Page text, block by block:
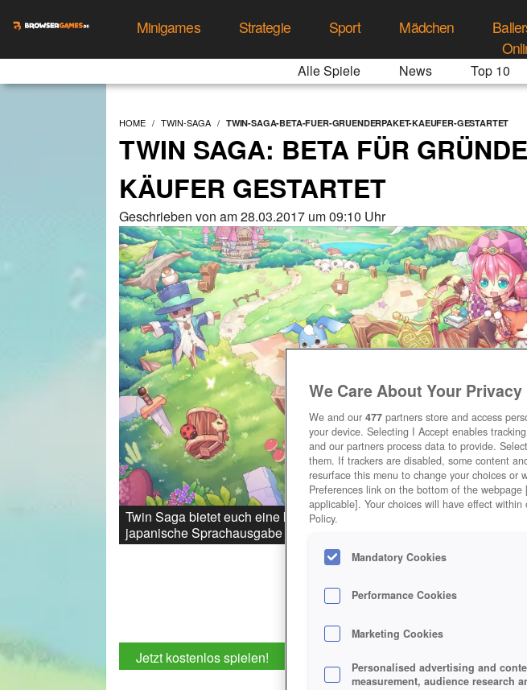
Minigames Strategie Sport Mädchen
Alle Spiele News Top 10
HOME TWIN-SAGA TWIN-SAGA-BETA-FUER-GRUENDERPAKET-KAEUFER-GESTARTET
TWIN SAGA: BETA FÜR
KÄUFER GESTARTET
Geschrieben von am 28.03.2017 um 09:10 Uhr
Twin Saga bietet euch eine kunterbunte Welt im Anime-Stil. Wer will,
japanische Sprachausgabe aktivieren.
Jetzt kostenlos spielen!
We Care About Your Privacy
We and our 477 partners store and access
your device. Selecting I Accept enables
and our partners process data to provide.
them. If trackers are disabled, some content
resurface this menu to change your choices or
Preferences link on the bottom of the
applicable]. Your choices will have effect
Policy.
Mandatory Cookies
Performance Cookies
Marketing Cookies
Personalised advertising and
measurement, audience research